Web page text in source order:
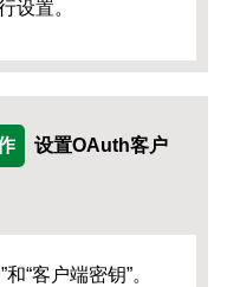
设置。
设置OAuth客户
“客户端密钥”。